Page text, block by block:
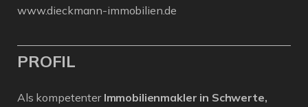
www.dieckmann-immobilien.de
PROFIL
Als kompetenter Immobilienmakler in Schwerte,